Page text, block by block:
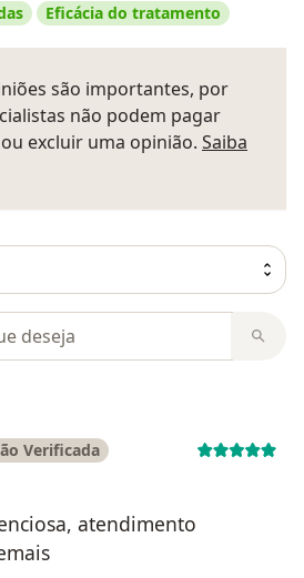
Eficácia do tratamento
são importantes, por
não podem pagar
excluir uma opinião. Saiba
Verificada
atendimento